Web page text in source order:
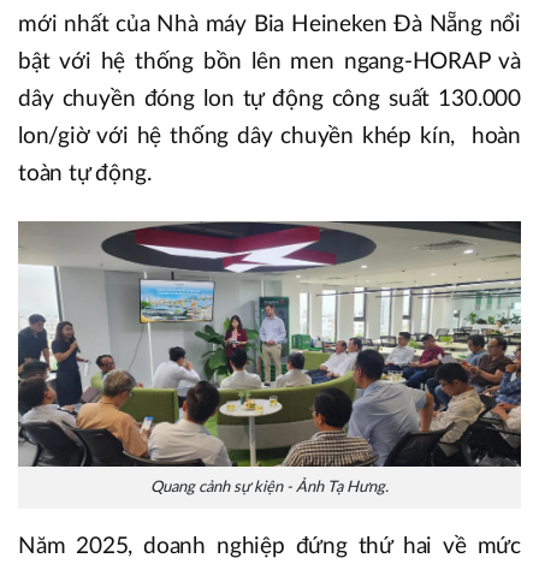
mới nhất của Nhà máy Bia Heineken Đà Nẵng nổi
bật với hệ thống bồn lên men ngang-HORAP và
dây chuyền đóng lon tự động công suất 130.000
lon/giờ với hệ thống dây chuyền khép kín, hoàn
toàn tự động.
Quang cảnh sự kiện - Ảnh Tạ Hưng.
Năm 2025, doanh nghiệp đứng thứ hai về mức